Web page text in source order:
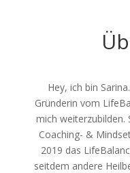
Hey, ich bin
Gründerin vom
mich weiterzubilden.
Coaching- &
2019 das
seitdem andere